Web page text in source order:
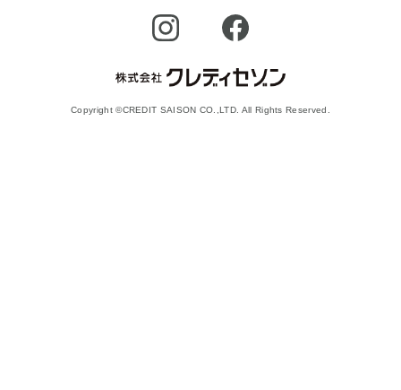
Copyright ©CREDIT SAISON CO.,LTD. All Rights Reserved.